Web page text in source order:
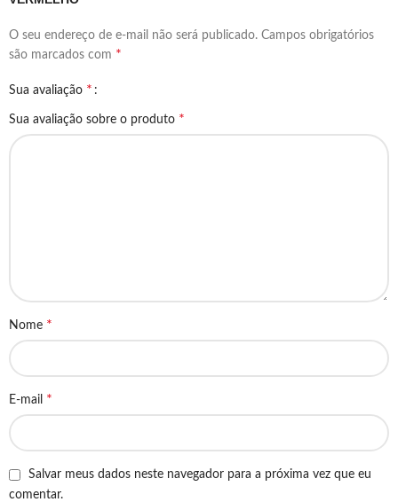
O seu endereço de e-mail não será publicado. Campos obrigatórios
são marcados com *
Sua avaliação *
Sua avaliação sobre o produto *
Nome *
E-mail *
Salvar meus dados neste navegador para a próxima vez que eu
comentar.